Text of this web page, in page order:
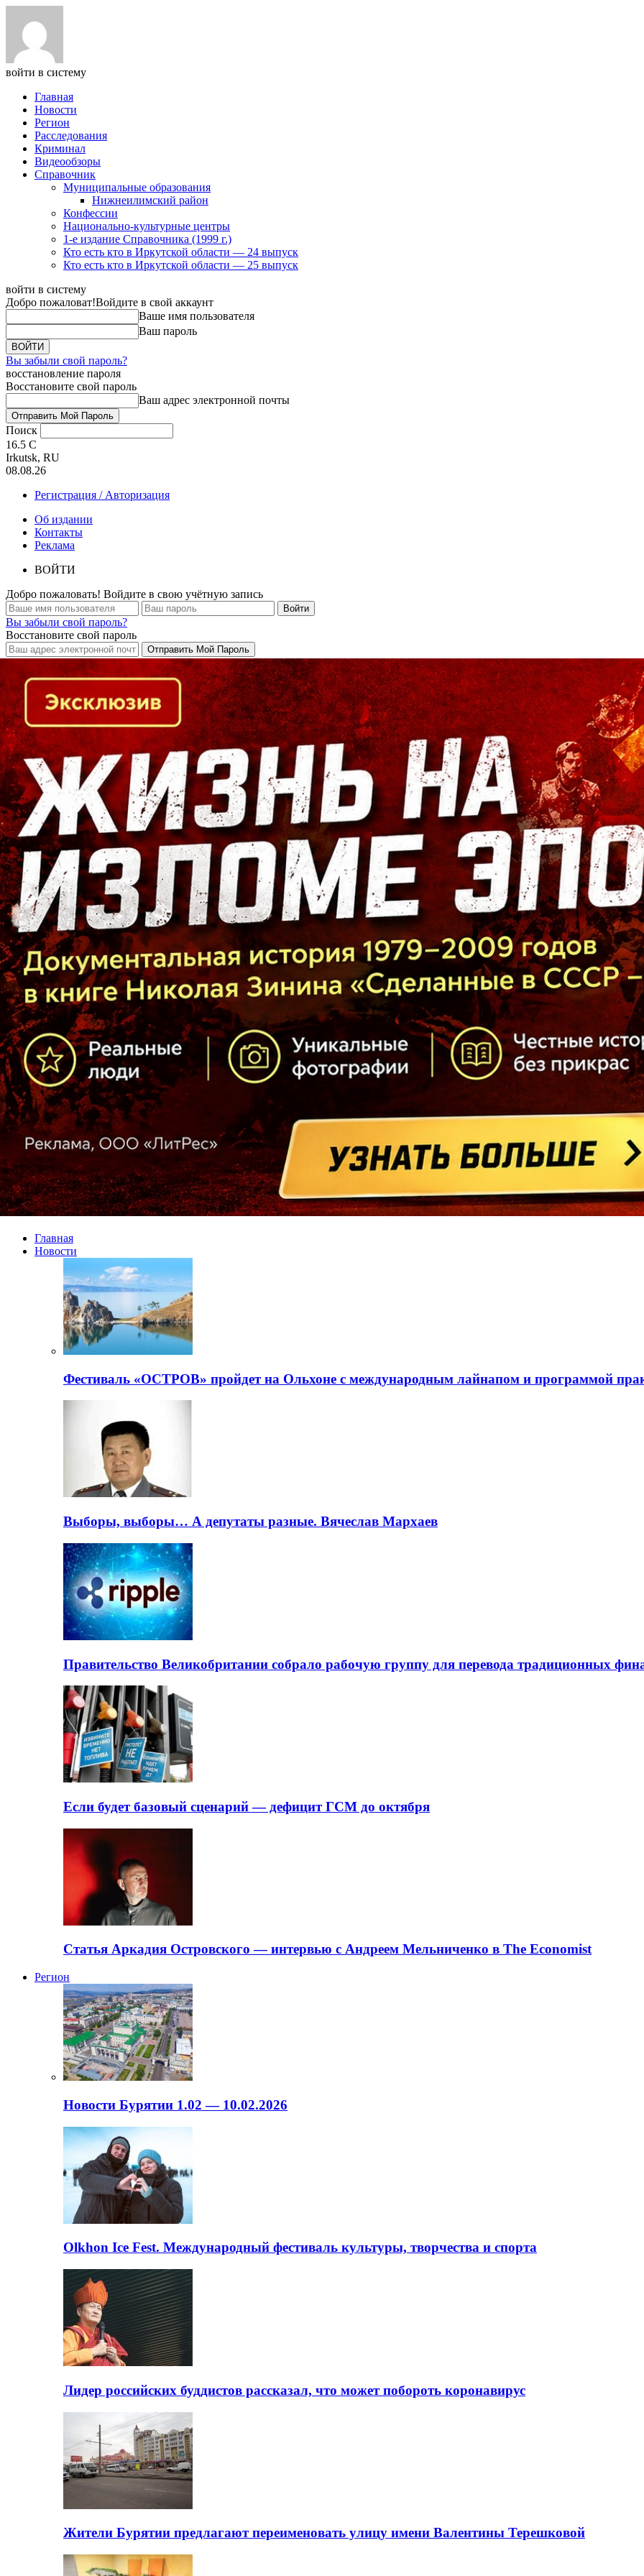
войти в систему
Главная
Новости
Регион
Расследования
Криминал
Видеообзоры
Справочник
Муниципальные образования
Нижнеилимский район
Конфессии
Национально-культурные центры
1-е издание Справочника (1999 г.)
Кто есть кто в Иркутской области — 24 выпуск
Кто есть кто в Иркутской области — 25 выпуск
войти в систему
Добро пожаловат!Войдите в свой аккаунт
Ваше имя пользователя
Ваш пароль
Вы забыли свой пароль?
восстановление пароля
Восстановите свой пароль
Ваш адрес электронной почты
Поиск
16.5 C
Irkutsk, RU
08.08.26
Регистрация / Авторизация
Об издании
Контакты
Реклама
ВОЙТИ
Добро пожаловать! Войдите в свою учётную запись
Вы забыли свой пароль?
Восстановите свой пароль
Кто есть кто в Байкальском регионе
Главная
Новости
Фестиваль «ОСТРОВ» пройдет на Ольхоне с международным лайнапом и программой
Выборы, выборы… А депутаты разные. Вячеслав Мархаев
Правительство Великобритании собрало рабочую группу для перевода традиционных
Если будет базовый сценарий — дефицит ГСМ до октября
Статья Аркадия Островского — интервью с Андреем Мельниченко в The Economist
Регион
Новости Бурятии 1.02 — 10.02.2026
Olkhon Ice Fest. Международный фестиваль культуры, творчества и спорта
Лидер российских буддистов рассказал, что может побороть коронавирус
Жители Бурятии предлагают переименовать улицу имени Валентины Терешковой